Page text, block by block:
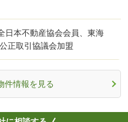
日本不動産協会会員、東海
正取引協議会加盟
件情報を見る